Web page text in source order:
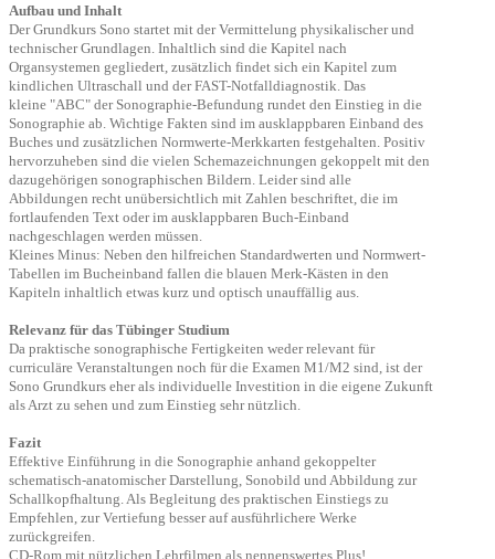
Aufbau und Inhalt
Der Grundkurs Sono startet mit der Vermittelung physikalischer und
technischerGrundlagen. Inhaltlich sind die Kapitel nach
Organsystemen gegliedert, zusätzlich findet sich ein Kapitel zum
kindlichen Ultraschall und der FAST-Notfalldiagnostik. Das
kleine "ABC" der Sonographie-Befundung rundet den Einstieg in die
Sonographie ab. Wichtige Fakten sind im ausklappbaren Einband des
Buches und zusätzlichen Normwerte-Merkkarten festgehalten. Positiv
hervorzuheben sind die vielen Schemazeichnungen gekoppelt mit den
dazugehörigen sonographischen Bildern. Leider sind alle
Abbildungen recht unübersichtlich mit Zahlen beschriftet, die im
fortlaufenden Text oder im ausklappbaren Buch-Einband
nachgeschlagen werden müssen.
Kleines Minus: Neben den hilfreichen Standardwerten und Normwert-
Tabellen im Bucheinband fallen die blauen Merk-Kästen in den
Kapiteln inhaltlich etwas kurz und optisch unauffällig aus.
Relevanz für das Tübinger Studium
Da praktische sonographische Fertigkeiten weder relevant für
curriculäre Veranstaltungen noch für die Examen M1/M2 sind, ist der
Sono Grundkurs eher als individuelle Investition in die eigene Zukunft
als Arzt zu sehen und zum Einstieg sehr nützlich.
Fazit
Effektive Einführung in die Sonographie anhand gekoppelter
schematisch-anatomischer Darstellung, Sonobild und Abbildung zur
Schallkopfhaltung. Als Begleitung des praktischen Einstiegs zu
Empfehlen, zur Vertiefung besser auf ausführlichere Werke
zurückgreifen.
CD-Rom mit nützlichen Lehrfilmen als nennenswertes Plus!